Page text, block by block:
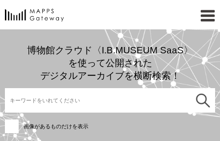
博物館クラウド〈I.B.MUSEUM SaaS〉
を使って公開された
デジタルアーカイブを横断検索！
画像があるものだけを表示